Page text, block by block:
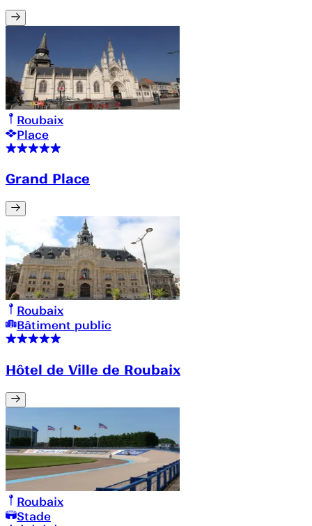
Roubaix
Place
Grand Place
Roubaix
Bâtiment public
Hôtel de Ville de Roubaix
Roubaix
Stade